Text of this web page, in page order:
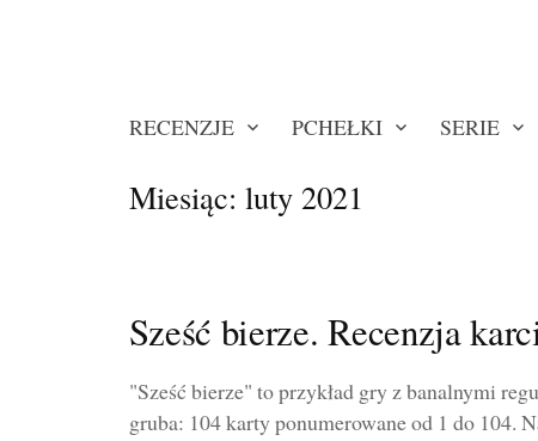
RECENZJE PCHEŁKI SERIE
Miesiąc: luty 2021
Sześć bierze. Recenzja
"Sześć bierze" to przykład gry z banalnymi
gruba: 104 karty ponumerowane od 1 do 104.